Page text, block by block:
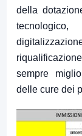
della
sempre
delle cure dei